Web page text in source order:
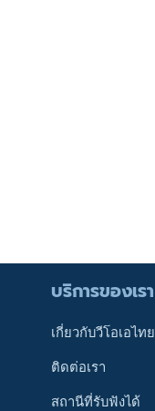
บริการของเรา
เกี่ยวกับวีโอเอไทย
ติดต่อเรา
สถานีที่รับฟังได้